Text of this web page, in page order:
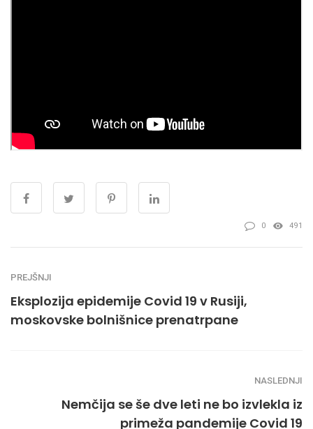
0 491
PREJŠNJI
Eksplozija epidemije Covid 19 v Rusiji,
moskovske bolnišnice prenatrpane
NASLEDNJI
Nemčija se še dve leti ne bo izvlekla iz
primeža pandemije Covid 19